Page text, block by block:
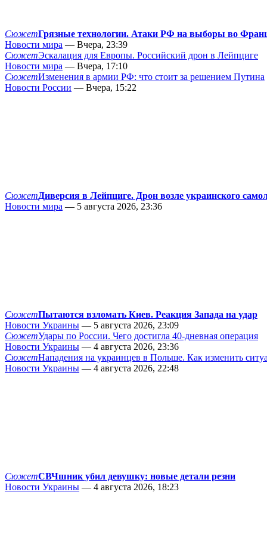
СюжетГрязные технологии. Атаки РФ на выборы во
Новости мира — Вчера, 23:39
СюжетЭскалация для Европы. Российский дрон в Лейпциге
Новости мира — Вчера, 17:10
СюжетИзменения в армии РФ: что стоит за решением Путина
Новости России — Вчера, 15:22
СюжетДиверсия в Лейпциге. Дрон возле украинского
Новости мира — 5 августа 2026, 23:36
СюжетПытаются взломать Киев. Реакция Запада на удар
Новости Украины — 5 августа 2026, 23:09
СюжетУдары по России. Чего достигла 40-дневная операция
Новости Украины — 4 августа 2026, 23:36
СюжетНападения на украинцев в Польше. Как изменить
Новости Украины — 4 августа 2026, 22:48
СюжетСВЧшник убил девушку: новые детали резни
Новости Украины — 4 августа 2026, 18:23